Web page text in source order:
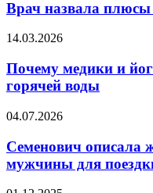
плюсы
клетчатки
для
Врач назвала плюсы
Почему
и
йоги
советуют
день
горячей
воды
14.03.2026
Почему медики и
горячей воды
Семенович
женщин,
которых
выбирают
04.07.2026
Семенович
мужчины для